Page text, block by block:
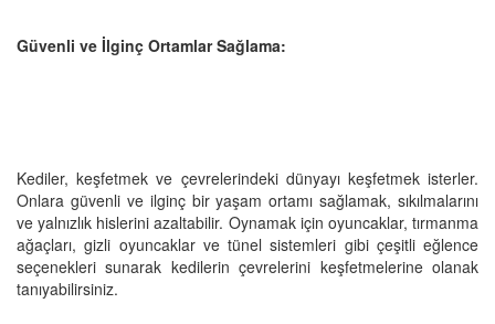
Güvenli ve İlginç Ortamlar Sağlama:
Kediler, keşfetmek ve çevrelerindeki dünyayı keşfetmek isterler.
Onlara güvenli ve ilginç bir yaşam ortamı sağlamak, sıkılmalarını
ve yalnızlık hislerini azaltabilir. Oynamak için oyuncaklar, tırmanma
ağaçları, gizli oyuncaklar ve tünel sistemleri gibi çeşitli eğlence
seçenekleri sunarak kedilerin çevrelerini keşfetmelerine olanak
tanıyabilirsiniz.